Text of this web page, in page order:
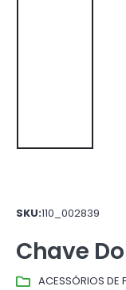
SKU:110_002839
Chave
ACESSÓRIOS DE